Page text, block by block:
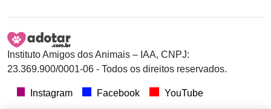
Instituto Amigos dos Animais – IAA, CNPJ:
23.369.900/0001-06 - Todos os direitos reservados.
Instagram Facebook YouTube